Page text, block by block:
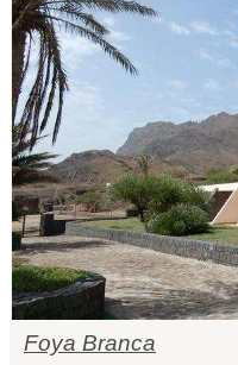
Foya Branca